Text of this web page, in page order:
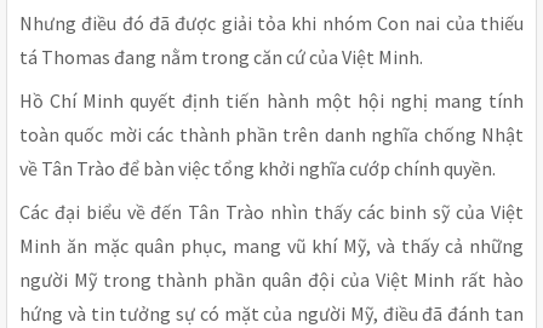
Nhưng điều đó đã được giải tỏa khi nhóm Con nai của thiếu
tá Thomas đang nằm trong căn cứ của Việt Minh.
Hồ Chí Minh quyết định tiến hành một hội nghị mang tính
toàn quốc mời các thành phần trên danh nghĩa chống Nhật
về Tân Trào để bàn việc tổng khởi nghĩa cướp chính quyền.
Các đại biểu về đến Tân Trào nhìn thấy các binh sỹ của Việt
Minh ăn mặc quân phục, mang vũ khí Mỹ, và thấy cả những
người Mỹ trong thành phần quân đội của Việt Minh rất hào
hứng và tin tưởng sự có mặt của người Mỹ, điều đã đánh tan